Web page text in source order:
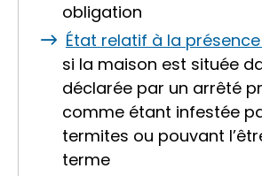
obligation
État relatif à la
si la maison est située
déclarée par un arrêté
comme étant infestée
termites ou pouvant
terme